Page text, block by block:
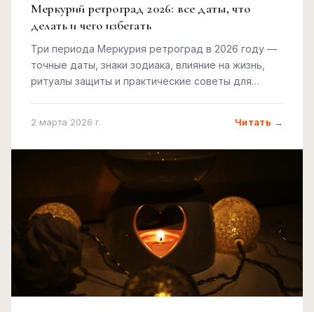
Меркурий ретроград 2026: все даты, что
делать и чего избегать
Три периода Меркурия ретроград в 2026 году —
точные даты, знаки зодиака, влияние на жизнь,
ритуалы защиты и практические советы для
2 марта 2026 г. Читать →